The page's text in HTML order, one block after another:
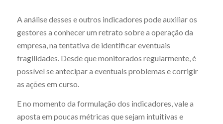
A análise desses e outros indicadores pode auxiliar os
gestores a conhecer um retrato sobre a operação da
empresa, na tentativa de identificar eventuais
fragilidades. Desde que monitorados regularmente, é
possível se antecipar a eventuais problemas e corrigir
as ações em curso.
E no momento da formulação dos indicadores, vale a
aposta em poucas métricas que sejam intuitivas e